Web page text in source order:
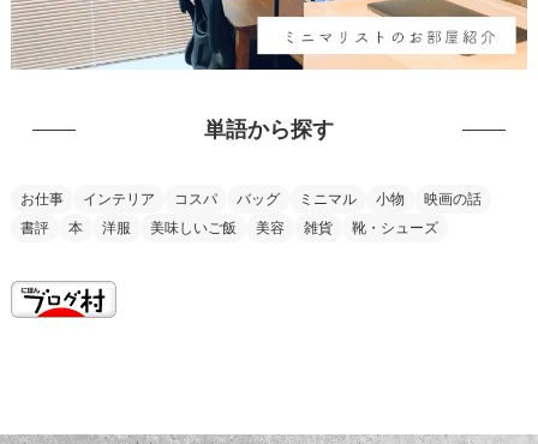
単語から探す
お仕事 インテリア コスパ バッグ ミニマル 小物
映画の話
書評
本 洋服 美味しいご飯 美容 雑貨 靴・シューズ